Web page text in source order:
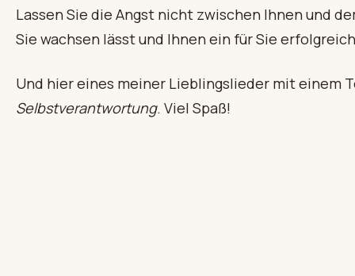
Lassen Sie die Angst nicht zwischen Ihnen und
Sie wachsen lässt und Ihnen ein für Sie
Und hier eines meiner Lieblingslieder mit einem
Selbstverantwortung. Viel Spaß!